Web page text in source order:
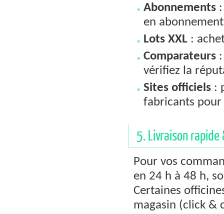
Abonnements
en
Lots XXL :
Comparateurs
vérifiez la
Sites officiels :
fabricants
5. Livraison
Pour vos
en 24 h à 48 h,
Certaines
magasin (click &